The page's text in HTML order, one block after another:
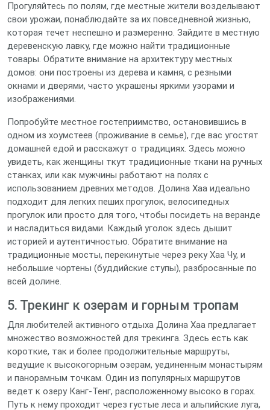
Прогуляйтесь по полям, где местные жители возделывают
свои урожаи, понаблюдайте за их повседневной жизнью,
которая течет неспешно и размеренно. Зайдите в местную
деревенскую лавку, где можно найти традиционные
товары. Обратите внимание на архитектуру местных
домов: они построены из дерева и камня, с резными
окнами и дверями, часто украшены яркими узорами и
изображениями.
Попробуйте местное гостеприимство, остановившись в
одном из хоумстеев (проживание в семье), где вас угостят
домашней едой и расскажут о традициях. Здесь можно
увидеть, как женщины ткут традиционные ткани на ручных
станках, или как мужчины работают на полях с
использованием древних методов. Долина Хаа идеально
подходит для легких пеших прогулок, велосипедных
прогулок или просто для того, чтобы посидеть на веранде
и насладиться видами. Каждый уголок здесь дышит
историей и аутентичностью. Обратите внимание на
традиционные мосты, перекинутые через реку Хаа Чу, и
небольшие чортены (буддийские ступы), разбросанные по
всей долине.
5. Трекинг к озерам и горным тропам
Для любителей активного отдыха Долина Хаа предлагает
множество возможностей для трекинга. Здесь есть как
короткие, так и более продолжительные маршруты,
ведущие к высокогорным озерам, уединенным монастырям
и панорамным точкам. Один из популярных маршрутов
ведет к озеру Канг-Тенг, расположенному высоко в горах.
Путь к нему проходит через густые леса и альпийские луга,